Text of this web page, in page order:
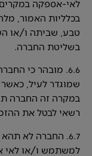
לאי-אספקה במקרים
בכלליות האמור,
טבע, שביתה ו/או
בשליטת החברה.
6.6. מובהר כי
שמוגדר לעיל,
במקרה זה החברה
רשאי לבטל את
6.7. החברה לא
למשתמש ו/או לאי